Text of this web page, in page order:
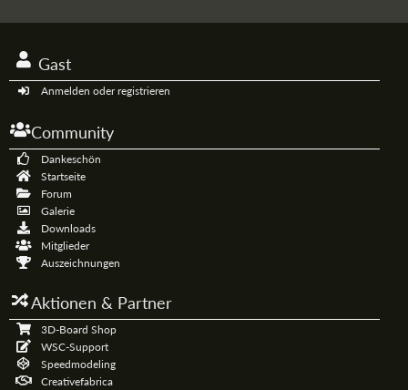
Gast
Anmelden oder registrieren
Community
Dankeschön
Startseite
Forum
Galerie
Downloads
Mitglieder
Auszeichnungen
Aktionen & Partner
3D-Board Shop
WSC-Support
Speedmodeling
Creativefabrica